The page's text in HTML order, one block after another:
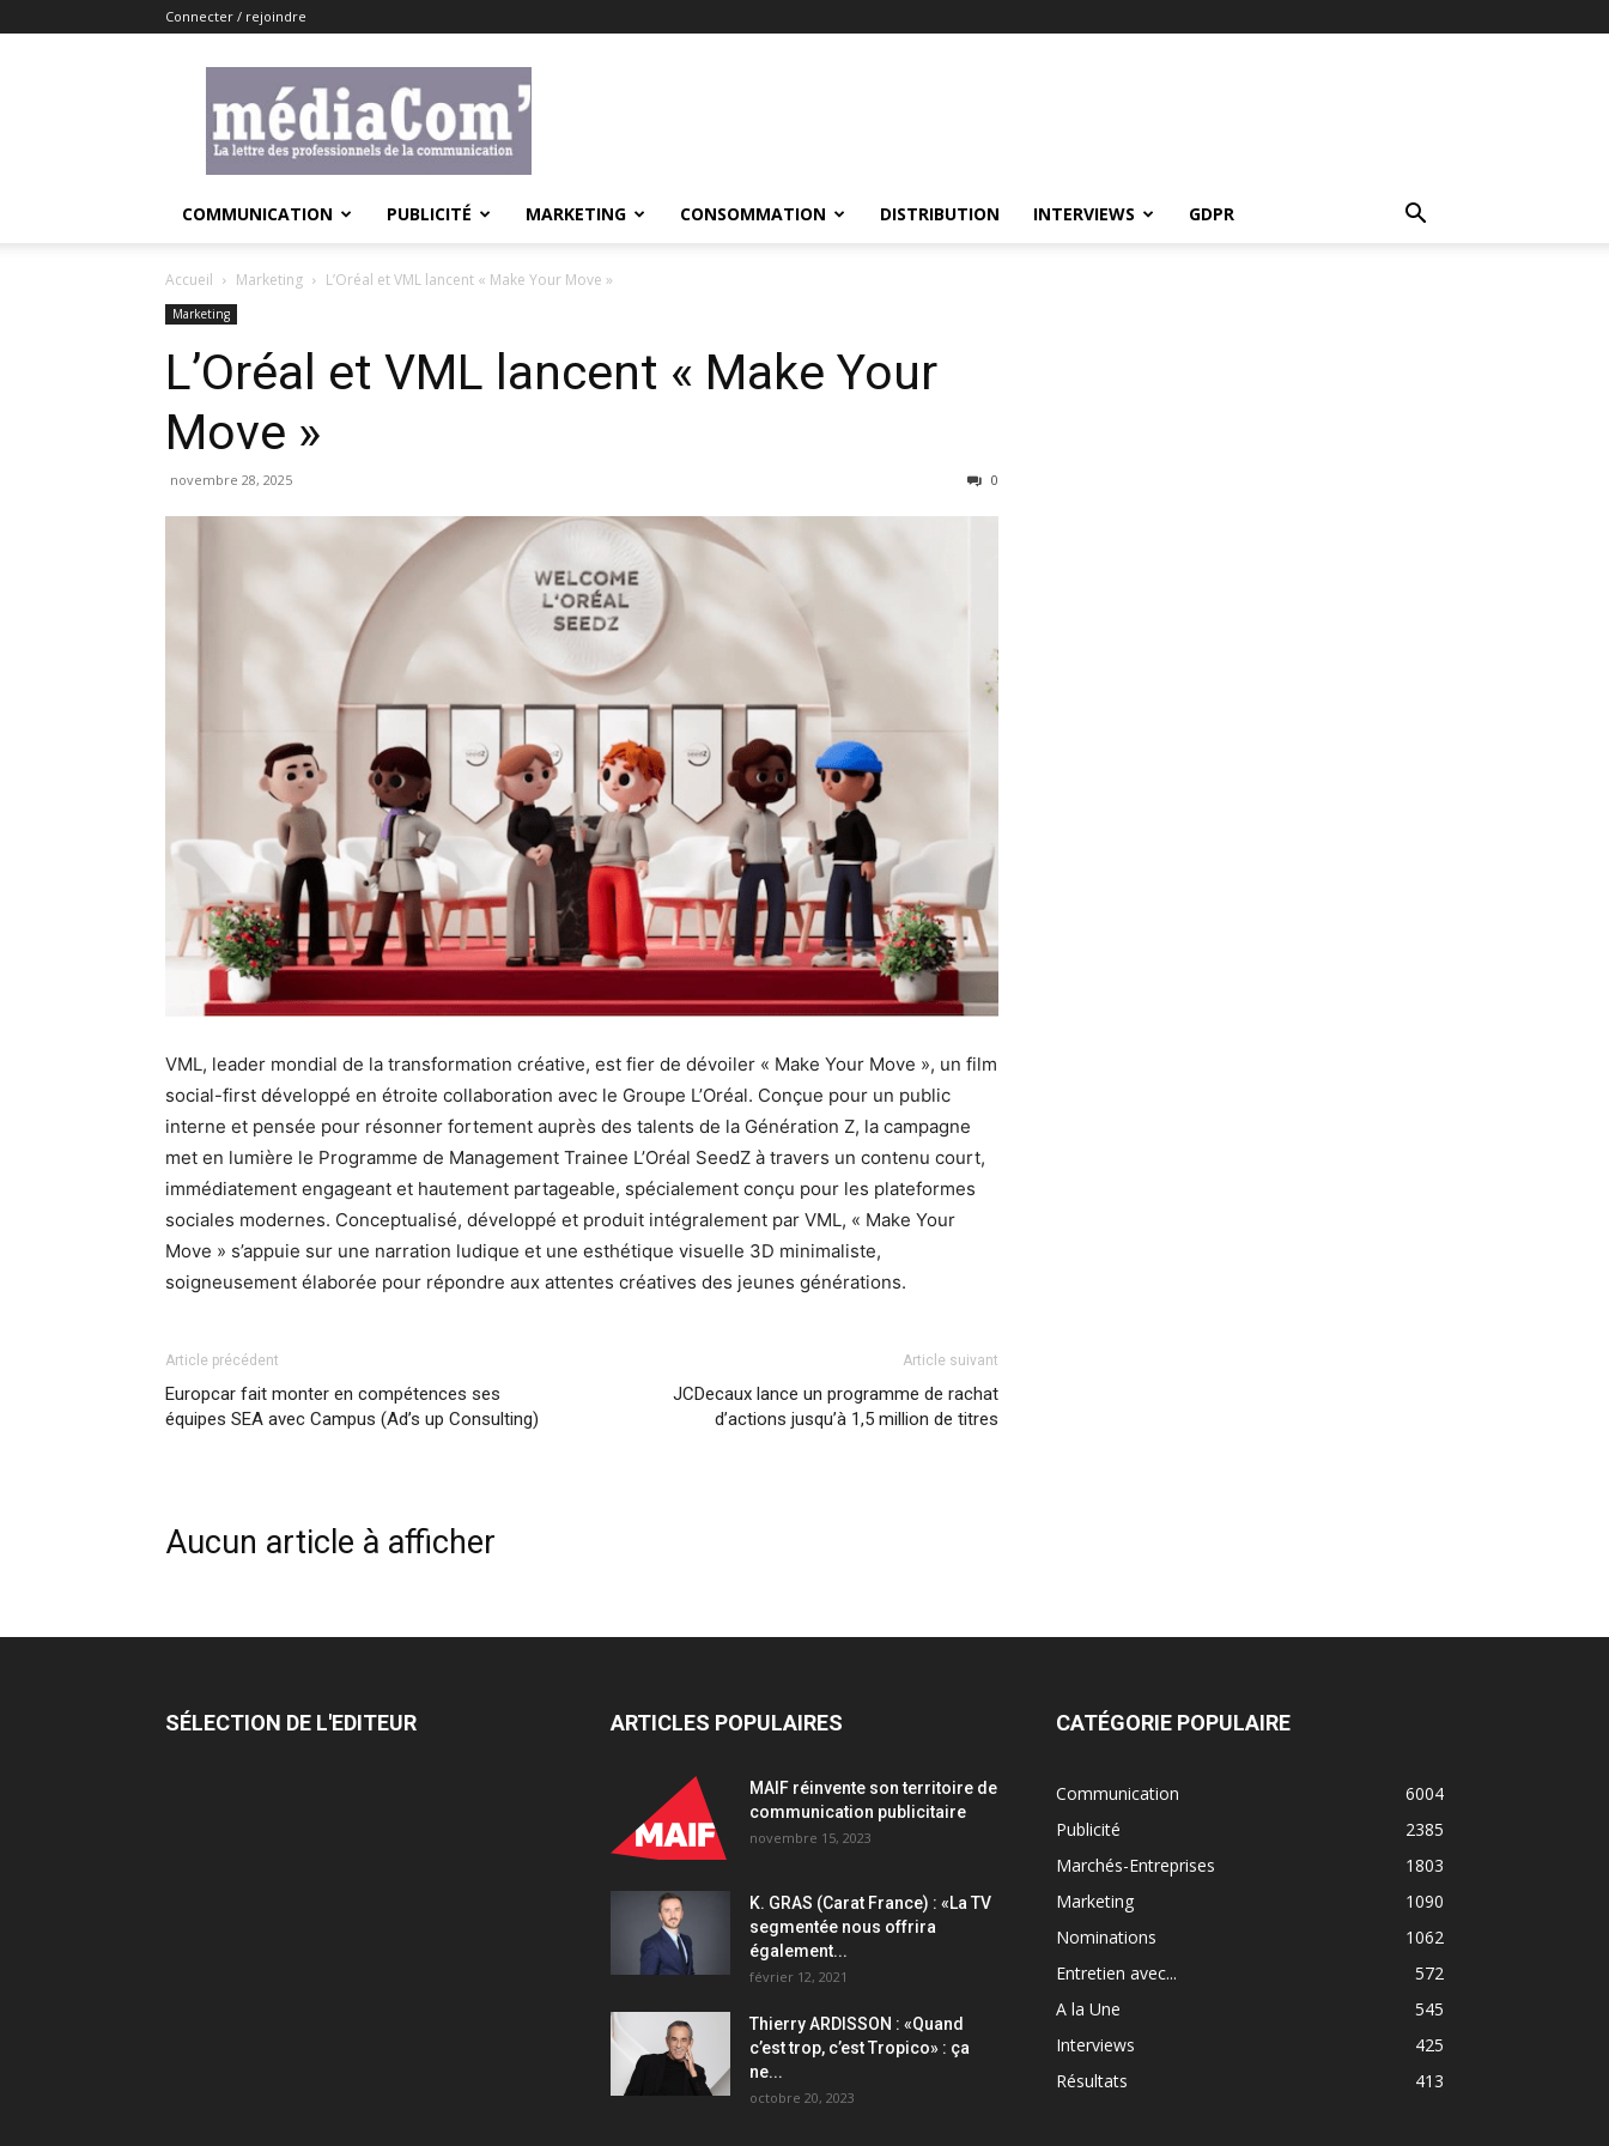
Connecter / rejoindre
COMMUNICATION PUBLICITÉ MARKETING CONSOMMATION DISTRIBUTION INTERVIEWS GDPR
Accueil Marketing L’Oréal et VML lancent « Make Your Move »
Marketing
L’Oréal et VML lancent « Make Your
Move »
novembre 28, 2025 0
VML, leader mondial de la transformation créative, est fier de dévoiler « Make Your Move », un film
social-first développé en étroite collaboration avec le Groupe L’Oréal. Conçue pour un public
interne et pensée pour résonner fortement auprès des talents de la Génération Z, la campagne
met en lumière le Programme de Management Trainee L’Oréal SeedZ à travers un contenu court,
immédiatement engageant et hautement partageable, spécialement conçu pour les plateformes
sociales modernes. Conceptualisé, développé et produit intégralement par VML, « Make Your
Move » s’appuie sur une narration ludique et une esthétique visuelle 3D minimaliste,
soigneusement élaborée pour répondre aux attentes créatives des jeunes générations.
Article précédent
Europcar fait monter en compétences ses
équipes SEA avec Campus (Ad’s up Consulting)
Article suivant
JCDecaux lance un programme de rachat
d’actions jusqu’à 1,5 million de titres
Aucun article à afficher
SÉLECTION DE L'EDITEUR ARTICLES POPULAIRES
MAIF réinvente son territoire de
communication publicitaire
novembre 15, 2023
K. GRAS (Carat France) : «La TV
segmentée nous offrira
également...
février 12, 2021
Thierry ARDISSON : «Quand
c’est trop, c’est Tropico» : ça
ne...
octobre 20, 2023
CATÉGORIE POPULAIRE
Communication
6004
Publicité
2385
Marchés-Entreprises
1803
Marketing
1090
Nominations
1062
Entretien avec...
572
A la Une
545
Interviews
425
Résultats
413